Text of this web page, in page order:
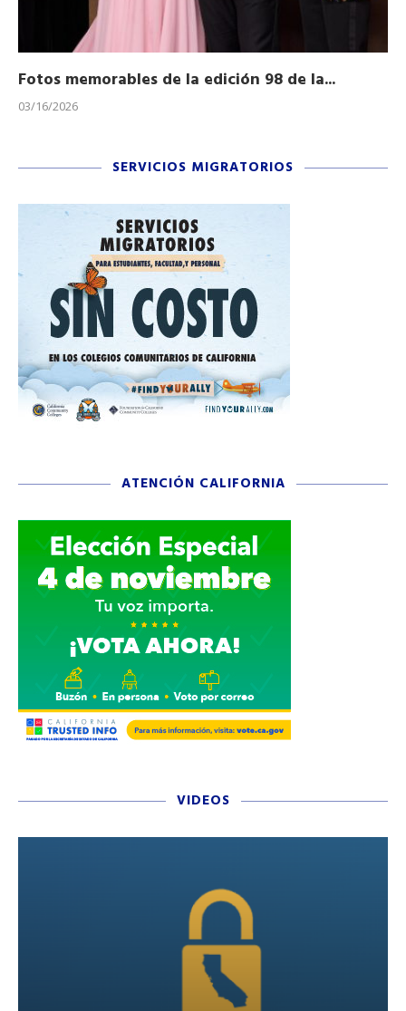
Fotos memorables de la edición 98 de la...
03/16/2026
SERVICIOS MIGRATORIOS
ATENCIÓN CALIFORNIA
VIDEOS